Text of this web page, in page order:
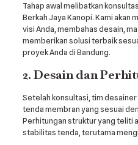
Tahap awal melibatkan
Berkah Jaya Kanopi. Kami akan
visi Anda, membahas desain,
memberikan solusi terbaik
proyek Anda di Bandung.
2. Desain dan
Setelah konsultasi, tim
tenda membran yang sesuai
Perhitungan struktur yang teliti
stabilitas tenda, terutama